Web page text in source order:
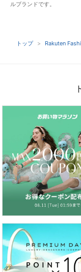
ルブランドです。
トップ Rakuten